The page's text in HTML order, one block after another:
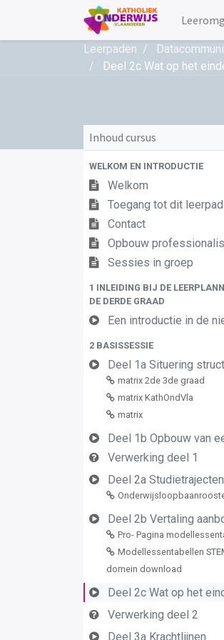
Leerpaden
Deel 2c Wat op het
Inhoud cursus
WELKOM EN INTRODUCTIE
Welkom
Toegang tot dit leerpad
Contact
Opbouw
Sessies in groep
1 INLEIDING BIJ DE
DE DERDE GRAAD
Een introductie in de nieuwe leerplannen van de
2 BASISSESSIE
Deel 1a Situering structuur 2de en
matrix 2de 3de graad
matrix KathOndVla
matrix
Deel 1b Opbouw van een leerplan
Verwerking deel 1
Deel 2a Studietrajecten
Deel 2b Vertaling
Pro- Pagina
Modellessentabellen
domein download
Deel 2c Wat op het einde van
Verwerking deel 2
Deel 3a Krachtlijnen